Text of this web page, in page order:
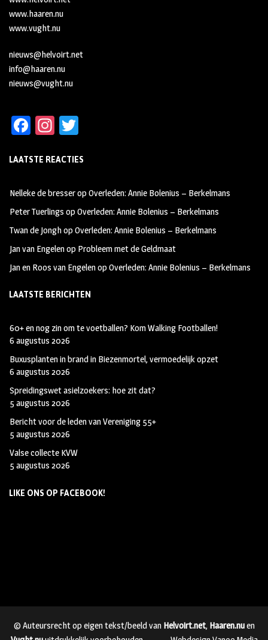
www.haaren.nu
www.vught.nu
nieuws@helvoirt.net
info@haaren.nu
nieuws@vught.nu
Fa
b
oo
k
In
ag
m
tt
LAATSTE REACTIES
Nelleke de bresseropOverleden: Annie Bolenius – Berkelmans
Peter Tuerlings opOverleden: Annie Bolenius – Berkelmans
Twan de JonghopOverleden: Annie Bolenius – Berkelmans
Jan van Engelenop Probleem met de Geldmaat
Jan en Roos van EngelenopOverleden: Annie Bolenius – Berkelmans
LAATSTE BERICHTEN
60+ en nog zin om te voetballen? Kom Walking Footballen!
6 augustus 2026
Buxusplanten in brand in Biezenmortel, vermoedelijk opzet
6 augustus 2026
Spreidingswet asielzoekers: hoe zit dat?
5 augustus 2026
Bericht voor de leden van Vereniging 55+
5 augustus 2026
Valse collecte KVW
5 augustus 2026
LIKE ONS OP FACEBOOK!
© Auteursrecht op eigen tekst/beeld van Helvoirt.net, Haaren.nuen